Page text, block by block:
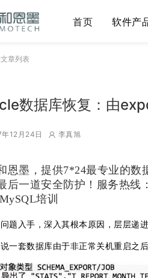
首页 软件产
章列表
数据库恢复：由
12月24日 李真旭
恩墨，提供7*24最专业的
后一道安全防护！ 服务热线
培训
题入手，深入其根本原因，层层递
一套数据库由于非正常关机重启之